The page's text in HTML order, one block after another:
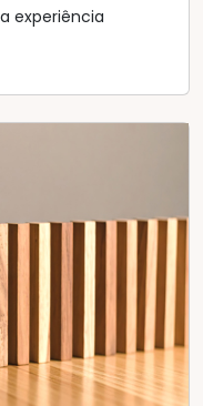
experiência